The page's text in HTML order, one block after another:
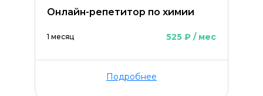
Онлайн-репетитор по химии
1 месяц 525 ₽ / мес
Подробнее